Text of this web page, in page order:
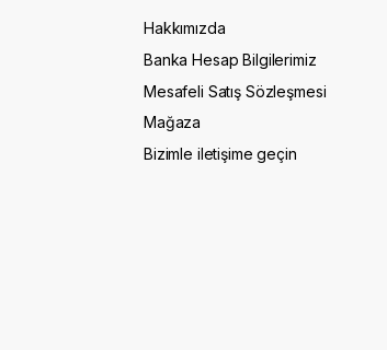
Hakkımızda
Banka Hesap Bilgilerimiz
Mesafeli Satış Sözleşmesi
Mağaza
Bizimle iletişime geçin